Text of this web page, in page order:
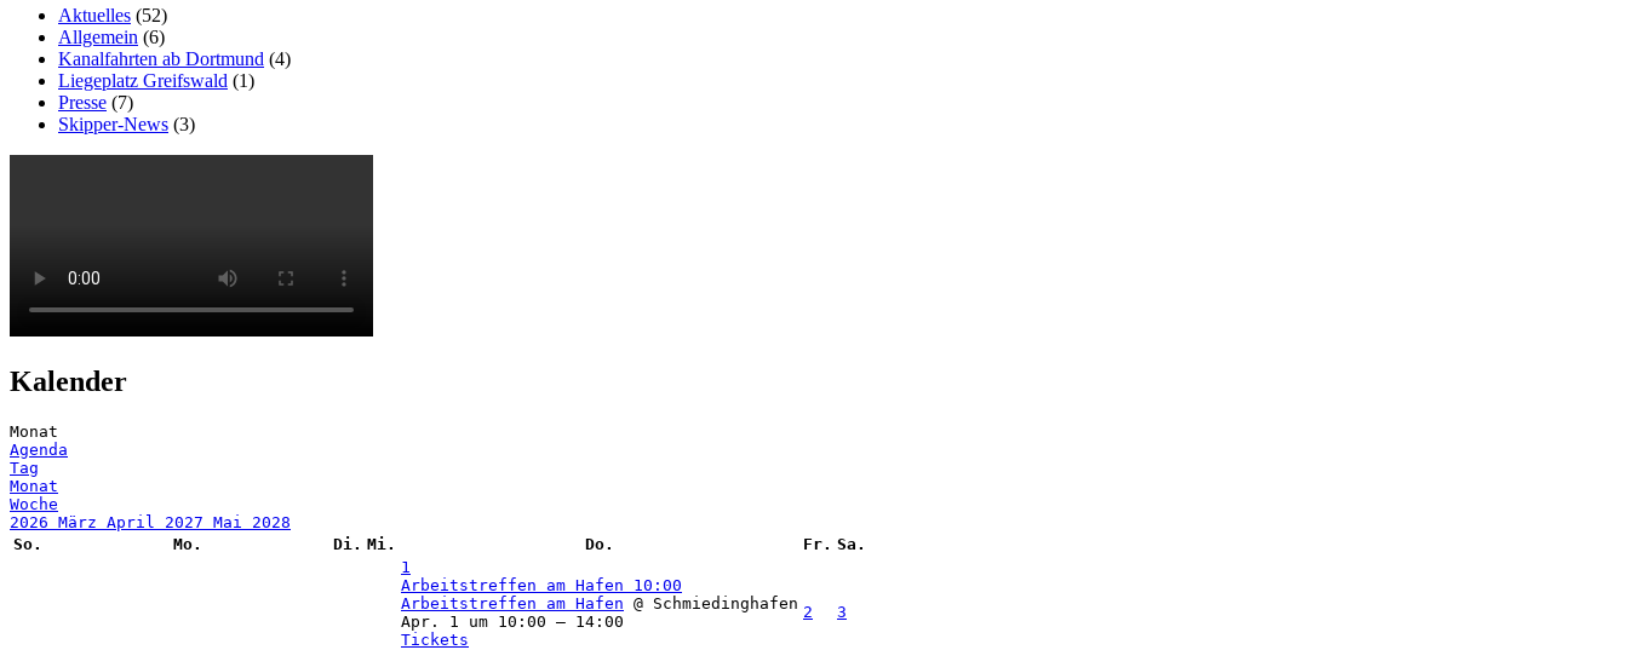
Aktuelles (52)
Allgemein (6)
Kanalfahrten ab Dortmund (4)
Liegeplatz Greifswald (1)
Presse (7)
Skipper-News (3)
Kalender
Monat
Agenda
Tag
Monat
Woche
2026 März April 2027 Mai 2028
So.
Mo. Di. Mi. Do. Fr. Sa.
1
Arbeitstreffen am Hafen 10:00
Arbeitstreffen am Hafen @ Schmiedinghafen
Apr. 1 um 10:00 – 14:00
Tickets
2 3